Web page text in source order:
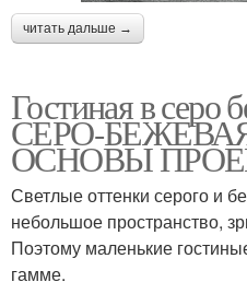
читать дальше →
Гостиная в серо
СЕРО-
ОСНОВЫ
Светлые оттенки серого и
небольшое пространство,
Поэтому маленькие
гамме.